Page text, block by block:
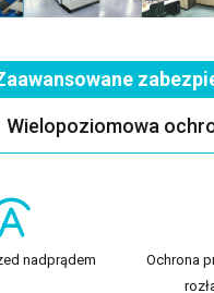
Wielopoziomowa
nadprądem
Ochrona